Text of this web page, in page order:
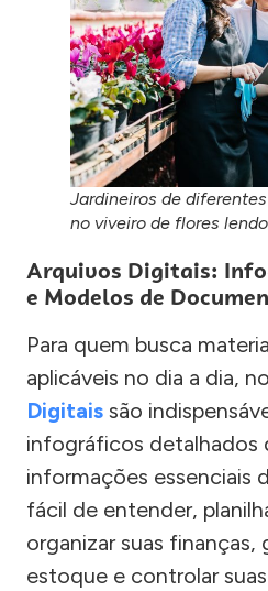
Jardineiros de
no viveiro de flores
Arquivos Digitais:
e Modelos de
Para quem busca
aplicáveis no dia a dia,
Digitais são
infográficos detalhados
informações essenciais
fácil de entender,
organizar suas finanças,
estoque e controlar